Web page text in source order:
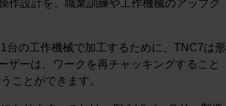
作設計を、職業訓練や工作機械のアップグ
の工作機械で加工するために、TNC7は形
ーは、ワークを再チャッキングすること
ことができます。